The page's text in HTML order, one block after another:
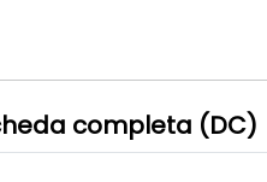
completa (DC)